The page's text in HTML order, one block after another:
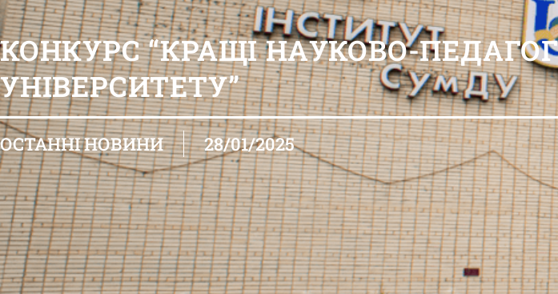
КОНКУРС “КРАЩІ НАУКОВО-
УНІВЕРСИТЕТУ”
ОСТАННІ НОВИНИ 28/01/2025